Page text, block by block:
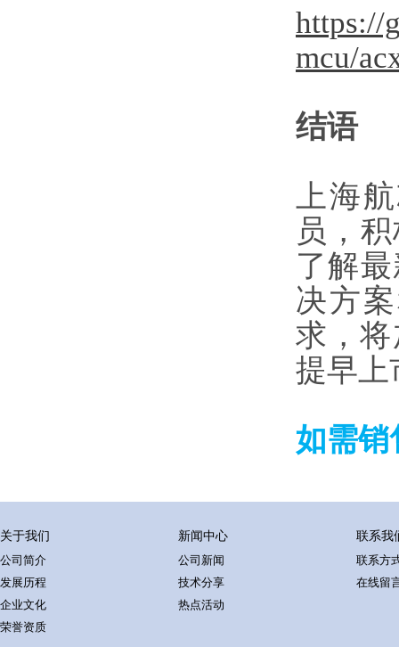
https://
mcu/
结语
上海
员，
了解
决方
求，
提早上
如需销
关于我们
公司简介
发展历程
企业文化
荣誉资质
新闻中心
公司新闻
技术分享
热点活动
联系我
联系方
在线留